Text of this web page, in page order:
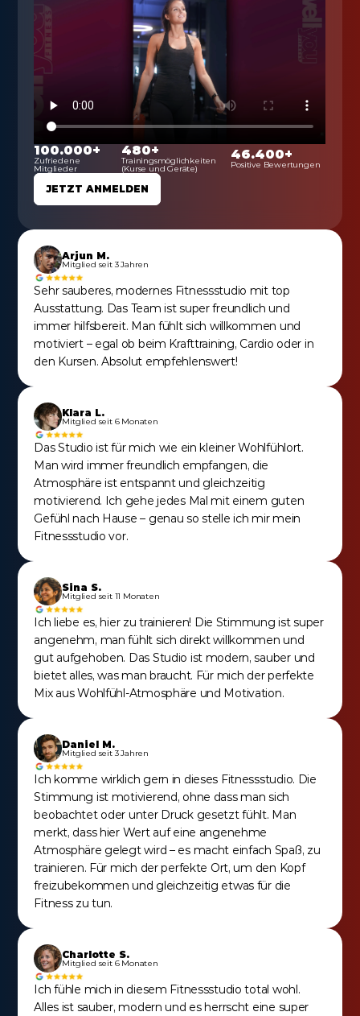
100.000+
Zufriedene
Mitglieder
480+
Trainingsmöglichkeiten
(Kurse und Geräte)
46.400+
Positive Bewertungen
JETZT ANMELDEN
Arjun M.
Mitglied seit 3 Jahren
Sehr sauberes, modernes Fitnessstudio mit top
Ausstattung. Das Team ist super freundlich und
immer hilfsbereit. Man fühlt sich willkommen und
motiviert – egal ob beim Krafttraining, Cardio oder in
den Kursen. Absolut empfehlenswert!
Klara L.
Mitglied seit 6 Monaten
Das Studio ist für mich wie ein kleiner Wohlfühlort.
Man wird immer freundlich empfangen, die
Atmosphäre ist entspannt und gleichzeitig
motivierend. Ich gehe jedes Mal mit einem guten
Gefühl nach Hause – genau so stelle ich mir mein
Fitnessstudio vor.
Sina S.
Mitglied seit 11 Monaten
Ich liebe es, hier zu trainieren! Die Stimmung ist super
angenehm, man fühlt sich direkt willkommen und
gut aufgehoben. Das Studio ist modern, sauber und
bietet alles, was man braucht. Für mich der perfekte
Mix aus Wohlfühl-Atmosphäre und Motivation.
Charlotte S.
Mitglied seit 6 Monaten
Ich fühle mich in diesem Fitnessstudio total wohl.
Alles ist sauber, modern und es herrscht eine super
Daniel M.
Mitglied seit 3 Jahren
Ich komme wirklich gern in dieses Fitnessstudio. Die
Stimmung ist motivierend, ohne dass man sich
beobachtet oder unter Druck gesetzt fühlt. Man
merkt, dass hier Wert auf eine angenehme
Atmosphäre gelegt wird – es macht einfach Spaß, zu
trainieren. Für mich der perfekte Ort, um den Kopf
freizubekommen und gleichzeitig etwas für die
Fitness zu tun.